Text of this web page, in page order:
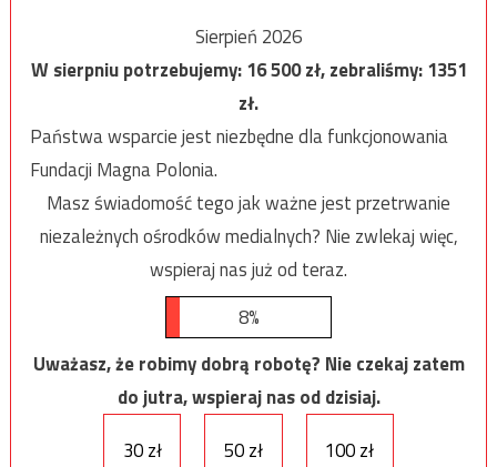
Sierpień 2026
W sierpniu potrzebujemy:16 500zł, zebraliśmy:1351
zł.
Państwa wsparcie jest niezbędne dla funkcjonowania
Fundacji Magna Polonia.
Masz świadomość tego jak ważne jest przetrwanie
niezależnych ośrodków medialnych? Nie zwlekaj więc,
wspieraj nas już od teraz.
8%
Uważasz, że robimy dobrą robotę? Nie czekaj zatem
do jutra, wspieraj nas od dzisiaj.
30 zł
50 zł 100 zł